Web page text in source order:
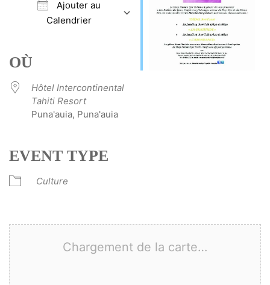
Ajouter au
Calendrier
Outlook Live
OÙ
Hôtel Intercontinental
Tahiti Resort
Puna'auia, Puna'auia
EVENT TYPE
Culture
Chargement de la carte…